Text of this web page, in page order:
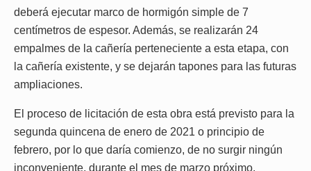
deberá ejecutar marco de hormigón simple de 7
centímetros de espesor. Además, se realizarán 24
empalmes de la cañería perteneciente a esta etapa, con
la cañería existente, y se dejarán tapones para las futuras
ampliaciones.
El proceso de licitación de esta obra está previsto para la
segunda quincena de enero de 2021 o principio de
febrero, por lo que daría comienzo, de no surgir ningún
inconveniente, durante el mes de marzo próximo.